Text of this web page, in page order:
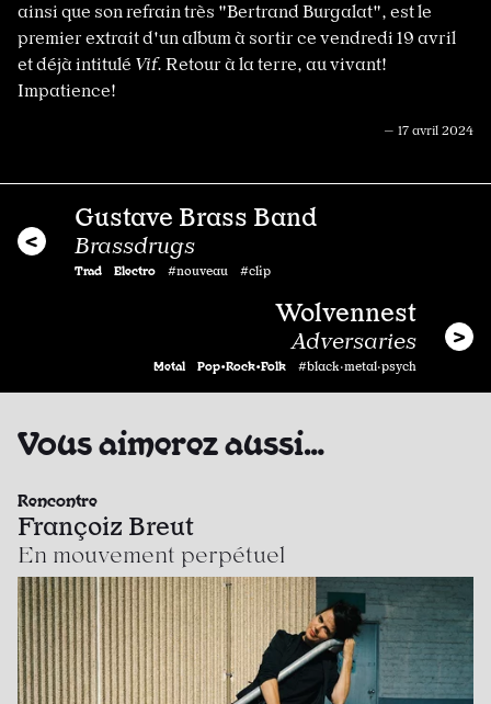
ainsi que son refrain très "Bertrand Burgalat", est le
premier extrait d'un album à sortir ce vendredi 19 avril
et déjà intitulé Vif. Retour à la terre, au vivant!
Impatience!
— 17 avril 2024
Gustave Brass Band
Brassdrugs
Trad Electro #nouveau #clip
Wolvennest
Adversaries
Metal Pop•Rock•Folk #black·metal·psych
Vous aimerez aussi…
Rencontre
Françoiz Breut
En mouvement perpétuel